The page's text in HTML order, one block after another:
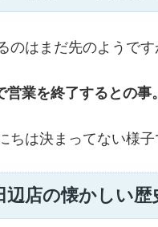
のはまだ先のようで
営業を終了するとの事。
ちは決まってない様子
辺店の懐かしい歴